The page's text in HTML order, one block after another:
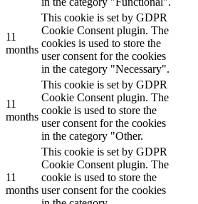
11
months
This cookie is set by GDPR
Cookie Consent plugin. The
cookies is used to store the
user consent for the cookies
in the category "Necessary".
11
months
This cookie is set by GDPR
Cookie Consent plugin. The
cookie is used to store the
user consent for the cookies
in the category "Other.
11
months
This cookie is set by GDPR
Cookie Consent plugin. The
cookie is used to store the
user consent for the cookies